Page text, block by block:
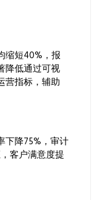
短40%，报
降低通过可视
营指标，辅助
降75%，审计
客户满意度提